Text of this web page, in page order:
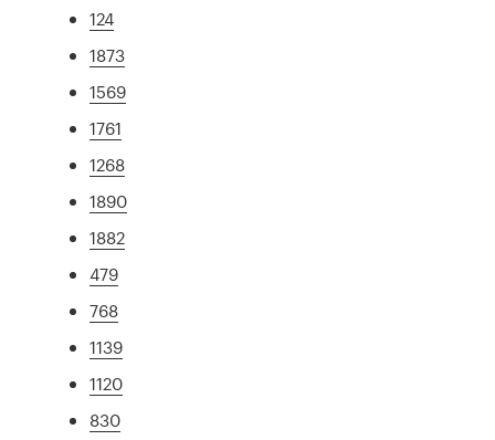
124
1873
1569
1761
1268
1890
1882
479
768
1139
1120
830